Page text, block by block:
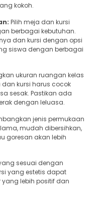
kokoh.
Pilih meja dan kursi
berbagai kebutuhan.
dan kursi dengan opsi
siswa dengan berbagai
ukuran ruangan kelas
kursi harus cocok
sesak. Pastikan ada
dengan leluasa.
jenis permukaan
mudah dibersihkan,
goresan akan lebih
sesuai dengan
yang estetis dapat
lebih positif dan